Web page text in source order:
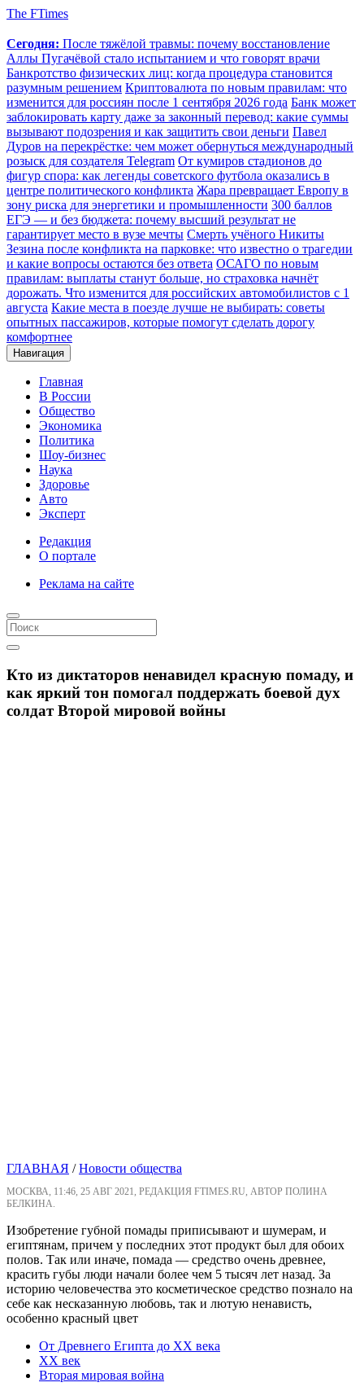
The FTimes
Сегодня: После тяжёлой травмы: почему восстановление
Аллы Пугачёвой стало испытанием и что говорят врачи
Банкротство физических лиц: когда процедура становится
разумным решением Криптовалюта по новым правилам: что
изменится для россиян после 1 сентября 2026 года Банк может
заблокировать карту даже за законный перевод: какие суммы
вызывают подозрения и как защитить свои деньги Павел
Дуров на перекрёстке: чем может обернуться международный
розыск для создателя Telegram От кумиров стадионов до
фигур спора: как легенды советского футбола оказались в
центре политического конфликта Жара превращает Европу в
зону риска для энергетики и промышленности 300 баллов
ЕГЭ — и без бюджета: почему высший результат не
гарантирует место в вузе мечты Смерть учёного Никиты
Зезина после конфликта на парковке: что известно о трагедии
и какие вопросы остаются без ответа ОСАГО по новым
правилам: выплаты станут больше, но страховка начнёт
дорожать. Что изменится для российских автомобилистов с 1
августа Какие места в поезде лучше не выбирать: советы
опытных пассажиров, которые помогут сделать дорогу
комфортнее
Навигация
Главная
В России
Общество
Экономика
Политика
Шоу-бизнес
Наука
Здоровье
Авто
Эксперт
Редакция
О портале
Реклама на сайте
Кто из диктаторов ненавидел красную помаду, и
как яркий тон помогал поддержать боевой дух
солдат Второй мировой войны
ГЛАВНАЯ /Новости общества
МОСКВА, 11:46, 25 АВГ 2021, РЕДАКЦИЯ FTIMES.RU, АВТОР ПОЛИНА
БЕЛКИНА.
Изобретение губной помады приписывают и шумерам, и
египтянам, причем у последних этот продукт был для обоих
полов. Так или иначе, помада — средство очень древнее,
красить губы люди начали более чем 5 тысяч лет назад. За
историю человечества это косметическое средство познало на
себе как несказанную любовь, так и лютую ненависть,
особенно красный цвет
От Древнего Египта до XX века
XX век
Вторая мировая война